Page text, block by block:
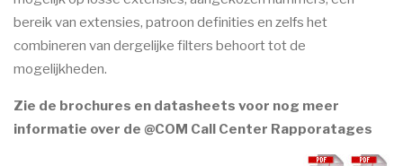
bereik van extensies, patroon definities en zelfs het
combineren van dergelijke filters behoort tot de
mogelijkheden.
Zie de brochures en datasheets voor nog meer
informatie over de @COM Call Center Rapporatages